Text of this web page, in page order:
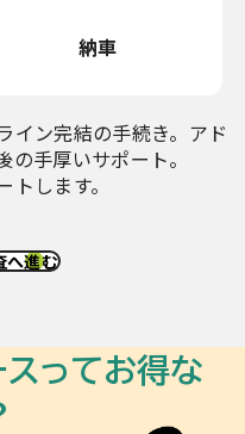
納車
イン完結の手続き。アド
手厚いサポート。
します。
へ進む
スってお得な